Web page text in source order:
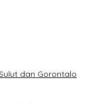
dan Gorontalo